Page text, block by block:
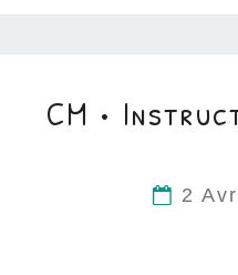
CM •
2